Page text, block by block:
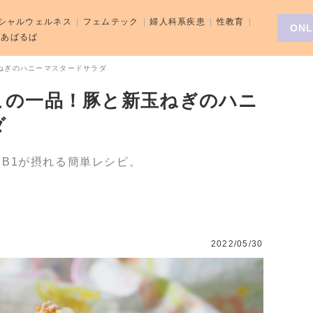
ぎのハニーマスタードサラダ
一品！豚と新玉ねぎのハニ
が摂れる簡単レシピ。
2022/05/30
ャルウェルネス フェムテック 婦人科系疾患
性教育
ばるば